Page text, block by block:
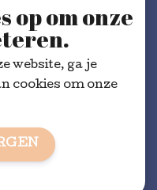
| RSS Feed
op om onze
website, ga je
cookies om onze